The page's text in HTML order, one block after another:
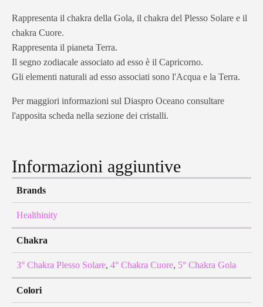
Rappresenta il chakra della Gola, il chakra del Plesso Solare e il
chakra Cuore.
Rappresenta il pianeta Terra.
Il segno zodiacale associato ad esso è il Capricorno.
Gli elementi naturali ad esso associati sono l'Acqua e la Terra.
Per maggiori informazioni sul Diaspro Oceano consultare
l'apposita scheda nella sezione dei cristalli.
Informazioni aggiuntive
Brands
Healthinity
Chakra
3° Chakra Plesso Solare, 4° Chakra Cuore, 5° Chakra Gola
Colori